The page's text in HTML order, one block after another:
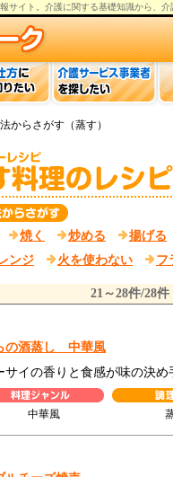
サイト。 介護に関する基礎知識から、 介
からさがす（蒸す）
焼く 炒める
揚げる
ンジ
火を使わない フ
21～28件/28件
の酒蒸し 中華風
サイの香りと食感が味の決め
中華風